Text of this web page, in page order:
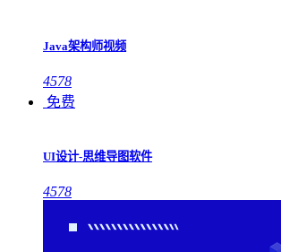
Java架构师视频
4578
免费
UI设计-思维导图软件
4578